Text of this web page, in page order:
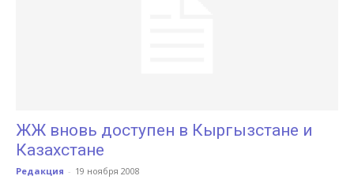
ЖЖ вновь доступен в Кыргызстане и
Казахстане
Редакция - 19 ноября 2008